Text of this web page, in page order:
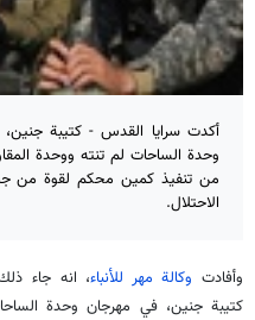
وحدة الساحات لم تنته ووحدة
من تنفيذ كمين محكم لقوة من
الاحتلال.
وأفادت وكالة مهر للأنباء، انه جاء
كتيبة جنين، في مهرجان وحدة